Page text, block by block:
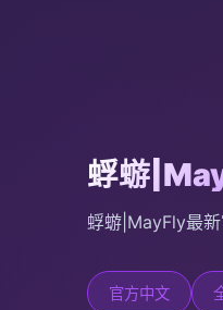
蜉蝣
蜉蝣|MayFly最
官方中文